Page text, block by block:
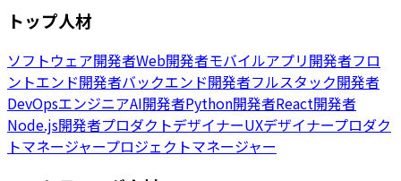
トップ人材
ソフトウェア開発者Web開発者モバイルアプリ開発者フロ
ントエンド開発者バックエンド開発者フルスタック開発者
DevOpsエンジニアAI開発者Python開発者React開発者
Node.js開発者プロダクトデザイナーUXデザイナープロダク
トマネージャープロジェクトマネージャー